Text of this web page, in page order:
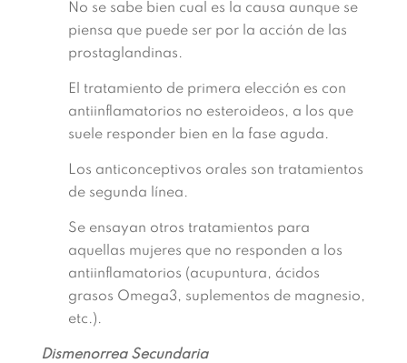
No se sabe bien cual es la causa aunque se
piensa que puede ser por la acción de las
prostaglandinas.
El tratamiento de primera elección es con
antiinflamatorios no esteroideos, a los que
suele responder bien en la fase aguda.
Los anticonceptivos orales son tratamientos
de segunda línea.
Se ensayan otros tratamientos para
aquellas mujeres que no responden a los
antiinflamatorios (acupuntura, ácidos
grasos Omega3, suplementos de magnesio,
etc.).
Dismenorrea Secundaria